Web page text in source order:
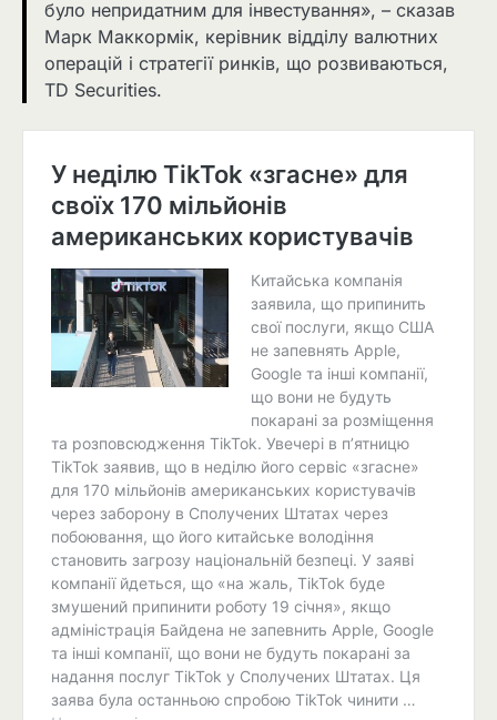
було непридатним для інвестування», – сказав
Марк Маккормік, керівник відділу валютних
операцій і стратегії ринків, що розвиваються,
TD Securities.